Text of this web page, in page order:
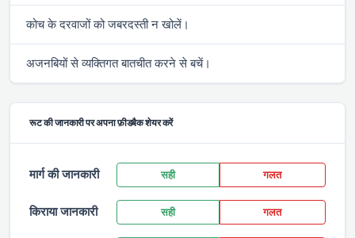
कोच के दरवाजों को जबरदस्ती न खोलें।
अजनबियों से व्यक्तिगत बातचीत करने से बचें।
रूट की जानकारी पर अपना फ़ीडबैक शेयर करें
मार्ग की जानकारी सही गलत
किराया जानकारी सही गलत